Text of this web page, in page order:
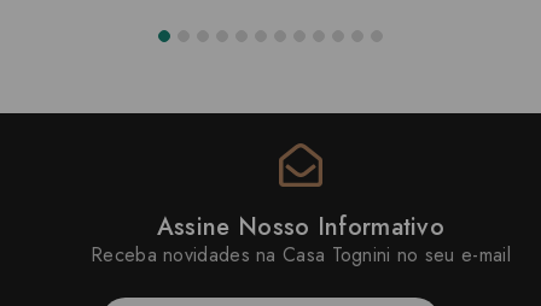
Assine Nosso Informativo
Receba novidades na Casa Tognini no seu e-mail